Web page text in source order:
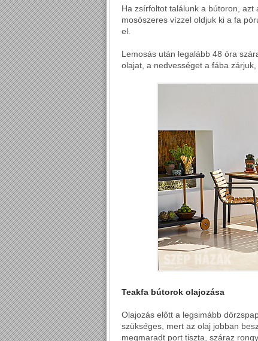
Ha zsírfoltot találunk a bútoron,
mosószeres vízzel oldjuk ki a fa
el.
Lemosás után legalább 48 óra
olajat, a nedvességet a fába
Teakfa bútorok olajozása
Olajozás előtt a legsimább
szükséges, mert az olaj jobban
megmaradt port tiszta, száraz